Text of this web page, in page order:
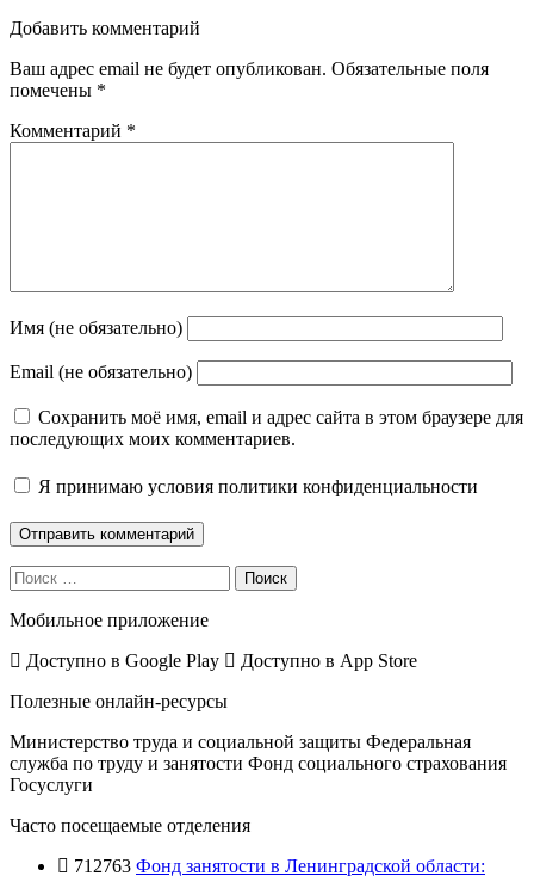
Добавить комментарий
Ваш адрес email не будет опубликован. Обязательные поля
помечены *
Комментарий *
Имя (не обязательно)
Email (не обязательно)
Сохранить моё имя, email и адрес сайта в этом браузере для
последующих моих комментариев.
Я принимаю условия политики конфиденциальности
Поиск
Мобильное приложение
Доступно в Google Play Доступно в App Store
Полезные онлайн-ресурсы
Министерство труда и социальной защиты Федеральная
служба по труду и занятости Фонд социального страхования
Госуслуги
Часто посещаемые отделения
712763 Фонд занятости в Ленинградской области: